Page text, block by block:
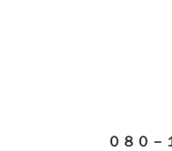
０８０－